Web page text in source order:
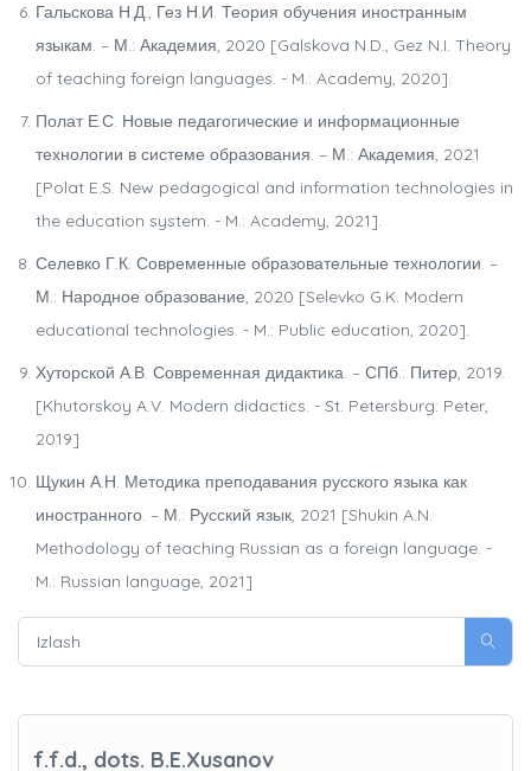
Гальскова Н.Д., Гез Н.И. Теория обучения иностранным
языкам. – М.: Академия, 2020 [Galskova N.D., Gez N.I. Theory
of teaching foreign languages. - M.: Academy, 2020].
Полат Е.С. Новые педагогические и информационные
технологии в системе образования. – М.: Академия, 2021
[Polat E.S. New pedagogical and information technologies in
the education system. - M.: Academy, 2021].
Селевко Г.К. Современные образовательные технологии. –
М.: Народное образование, 2020 [Selevko G.K. Modern
educational technologies. - M.: Public education, 2020].
Хуторской А.В. Современная дидактика. – СПб.: Питер, 2019.
[Khutorskoy A.V. Modern didactics. - St. Petersburg: Peter,
2019]
Щукин А.Н. Методика преподавания русского языка как
иностранного. – М.: Русский язык, 2021 [Shukin A.N.
Methodology of teaching Russian as a foreign language. -
M.: Russian language, 2021]
f.f.d., dots. B.E.Xusanov